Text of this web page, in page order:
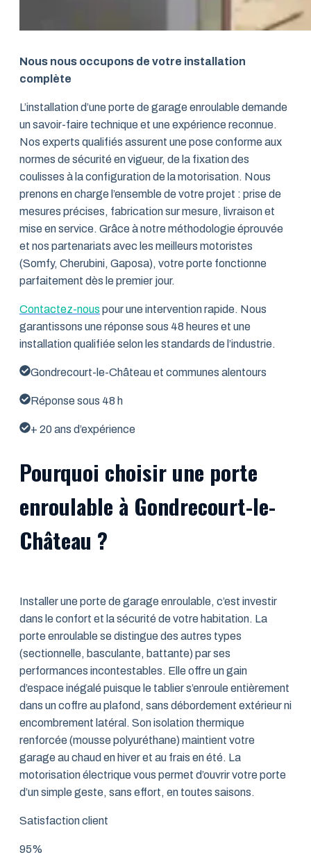
Nous nous occupons de votre installation
complète
L’installation d’une porte de garage enroulable demande
un savoir-faire technique et une expérience reconnue.
Nos experts qualifiés assurent une pose conforme aux
normes de sécurité en vigueur, de la fixation des
coulisses à la configuration de la motorisation. Nous
prenons en charge l’ensemble de votre projet : prise de
mesures précises, fabrication sur mesure, livraison et
mise en service. Grâce à notre méthodologie éprouvée
et nos partenariats avec les meilleurs motoristes
(Somfy, Cherubini, Gaposa), votre porte fonctionne
parfaitement dès le premier jour.
Contactez-nous pour une intervention rapide. Nous
garantissons une réponse sous 48 heures et une
installation qualifiée selon les standards de l’industrie.
Gondrecourt-le-Château et communes alentours
Réponse sous 48 h
+ 20 ans d’expérience
Pourquoi choisir une porte
enroulable à Gondrecourt-le-
Château ?
Installer une porte de garage enroulable, c’est investir
dans le confort et la sécurité de votre habitation. La
porte enroulable se distingue des autres types
(sectionnelle, basculante, battante) par ses
performances incontestables. Elle offre un gain
d’espace inégalé puisque le tablier s’enroule entièrement
dans un coffre au plafond, sans débordement extérieur ni
encombrement latéral. Son isolation thermique
renforcée (mousse polyuréthane) maintient votre
garage au chaud en hiver et au frais en été. La
motorisation électrique vous permet d’ouvrir votre porte
d’un simple geste, sans effort, en toutes saisons.
Satisfaction client
95%